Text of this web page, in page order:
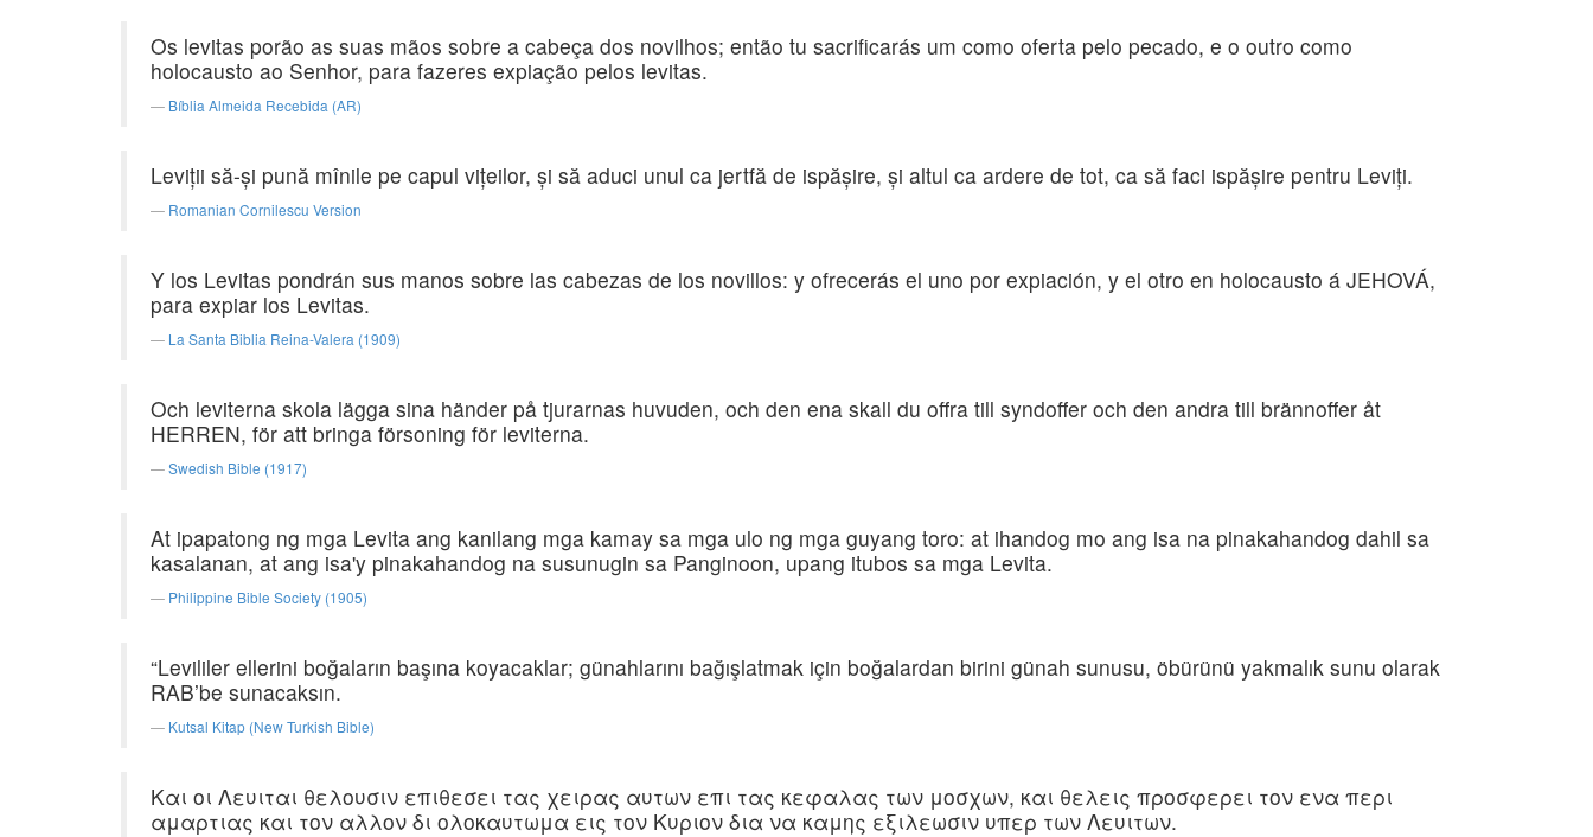
Os levitas porão as suas mãos sobre a cabeça dos novilhos; então tu sacrificarás um como oferta pelo pecado, e o outro como
holocausto ao Senhor, para fazeres expiação pelos levitas.
Bíblia Almeida Recebida (AR)
Leviţii să-şi pună mînile pe capul viţeilor, şi să aduci unul ca jertfă de ispăşire, şi altul ca ardere de tot, ca să faci ispăşire pentru Leviţi.
Romanian Cornilescu Version
Y los Levitas pondrán sus manos sobre las cabezas de los novillos: y ofrecerás el uno por expiación, y el otro en holocausto á JEHOVÁ,
para expiar los Levitas.
La Santa Biblia Reina-Valera (1909)
Och leviterna skola lägga sina händer på tjurarnas huvuden, och den ena skall du offra till syndoffer och den andra till brännoffer åt
HERREN, för att bringa försoning för leviterna.
Swedish Bible (1917)
At ipapatong ng mga Levita ang kanilang mga kamay sa mga ulo ng mga guyang toro: at ihandog mo ang isa na pinakahandog dahil sa
kasalanan, at ang isa'y pinakahandog na susunugin sa Panginoon, upang itubos sa mga Levita.
Philippine Bible Society (1905)
“Levililer ellerini boğaların başına koyacaklar; günahlarını bağışlatmak için boğalardan birini günah sunusu, öbürünü yakmalık sunu olarak
RAB’be sunacaksın.
Kutsal Kitap (New Turkish Bible)
Και οι Λευιται θελουσιν επιθεσει τας χειρας αυτων επι τας κεφαλας των μοσχων, και θελεις προσφερει τον ενα περι
αμαρτιας και τον αλλον δι ολοκαυτωμα εις τον Κυριον δια να καμης εξιλεωσιν υπερ των Λευιτων.